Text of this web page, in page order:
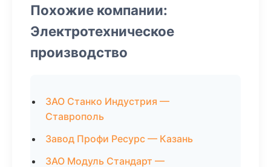
Похожие компании:
Электротехническое
производство
ЗАО Станко Индустрия —
Ставрополь
Завод Профи Ресурс — Казань
ЗАО Модуль Стандарт —